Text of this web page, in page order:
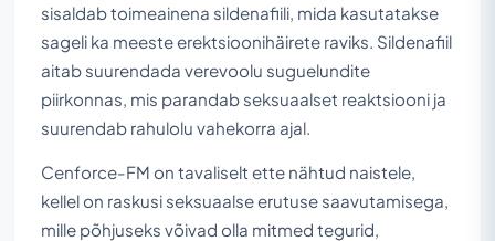
sisaldab toimeainena sildenafiili, mida kasutatakse
sageli ka meeste erektsioonihäirete raviks. Sildenafiil
aitab suurendada verevoolu suguelundite
piirkonnas, mis parandab seksuaalset reaktsiooni ja
suurendab rahulolu vahekorra ajal.
Cenforce-FM on tavaliselt ette nähtud naistele,
kellel on raskusi seksuaalse erutuse saavutamisega,
mille põhjuseks võivad olla mitmed tegurid,